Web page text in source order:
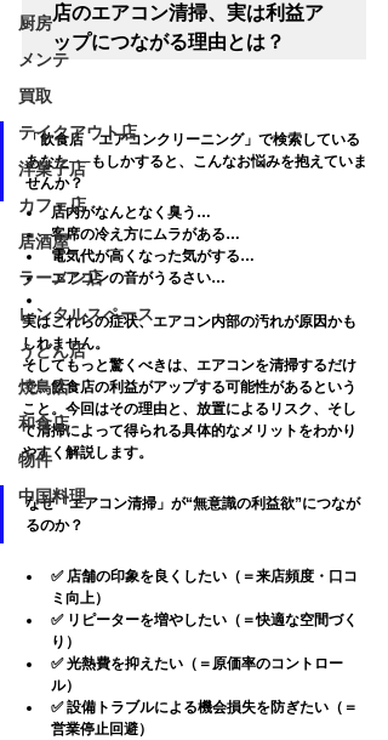
厨房
メンテ
買取
テイクアウト店
洋菓子店
カフェ店
居酒屋
ラーメン店
レンタルスペース
うどん店
焼鳥店
和食店
物件
中国料理
店のエアコン清掃、実は利益ア
ップにつながる理由とは？
「飲食店　エアコンクリーニング」で検索している
あなた──もしかすると、こんなお悩みを抱えていま
せんか？
店内がなんとなく臭う…
客席の冷え方にムラがある…
電気代が高くなった気がする…
エアコンの音がうるさい…
実はこれらの症状、エアコン内部の汚れが原因かも
しれません。
そしてもっと驚くべきは、 エアコンを清掃するだけ
で、飲食店の利益がアップする可能性がある という
こと。今回はその理由と、放置によるリスク、そし
て清掃によって得られる具体的なメリット をわかり
やすく解説します。
なぜ「エアコン清掃」が“無意識の利益欲”につなが
るのか？
✅ 店舗の印象を良くしたい（＝来店頻度・口コ
ミ向上）
✅ リピーターを増やしたい（＝快適な空間づく
り）
✅ 光熱費を抑えたい（＝原価率のコントロー
ル）
✅ 設備トラブルによる機会損失を防ぎたい（＝
営業停止回避）